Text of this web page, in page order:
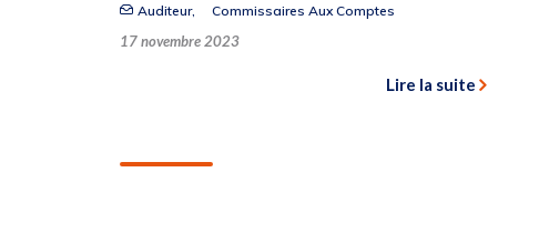
Auditeur, Commissaires Aux Comptes
17 novembre 2023
Lire la suite